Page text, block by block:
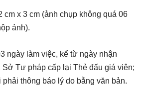
cm x 3 cm (ảnh chụp không quá 06
ảnh).
ngày làm việc, kể từ ngày nhận
Tư pháp cấp lại Thẻ đấu giá viên;
thông báo lý do bằng văn bản.